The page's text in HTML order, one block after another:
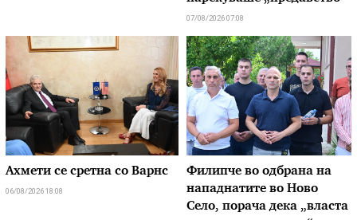
07/08/2026 07:08
Ахмети се сретна со Варнс
06/08/2026 18:08
Филипче во одбрана на
нападнатите во Ново
Село, порача дека „власта